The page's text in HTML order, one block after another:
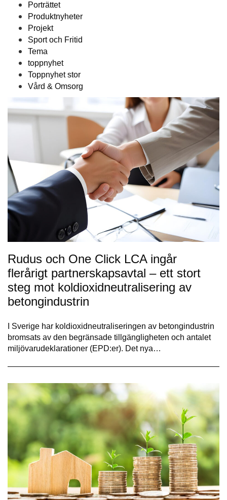
Porträttet
Produktnyheter
Projekt
Sport och Fritid
Tema
toppnyhet
Toppnyhet stor
Vård & Omsorg
Rudus och One Click LCA ingår
flerårigt partnerskapsavtal – ett stort
steg mot koldioxidneutralisering av
betongindustrin
I Sverige har koldioxidneutraliseringen av betongindustrin
bromsats av den begränsade tillgängligheten och antalet
miljövarudeklarationer (EPD:er). Det nya…